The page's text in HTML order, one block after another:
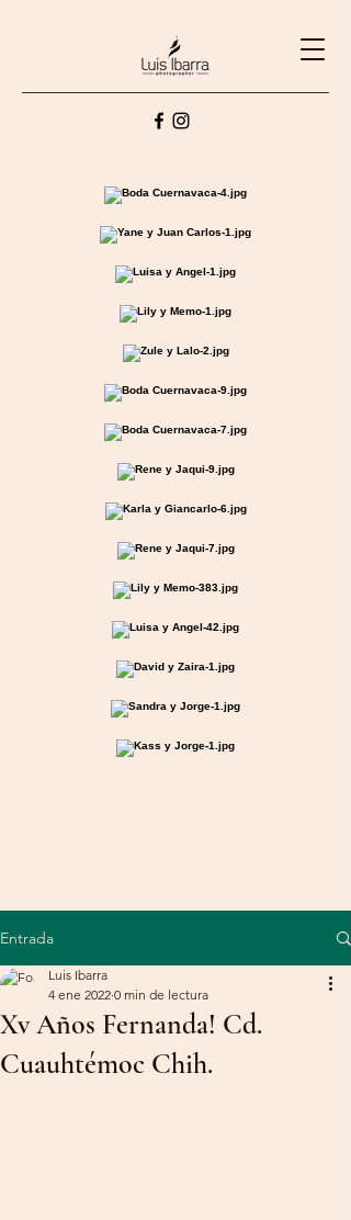
Entrada
Xv Años Fernanda! Cd.
Cuauhtémoc Chih.
Luis Ibarra
4 ene 2022 0 min de lectura